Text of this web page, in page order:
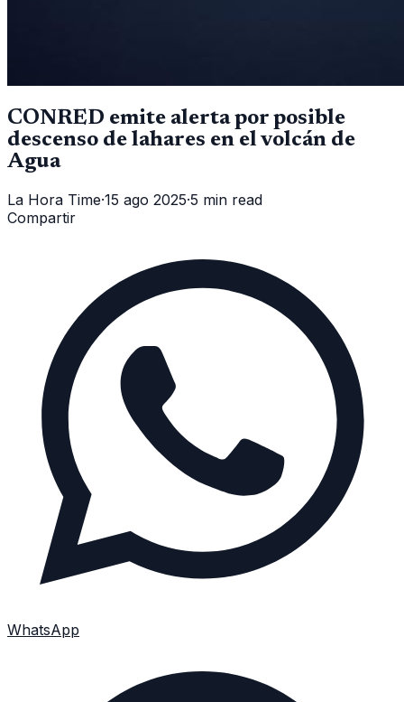
CONRED emite alerta por posible
descenso de lahares en el volcán de
Agua
La Hora Time·15 ago 2025·5 min read
Compartir
WhatsApp